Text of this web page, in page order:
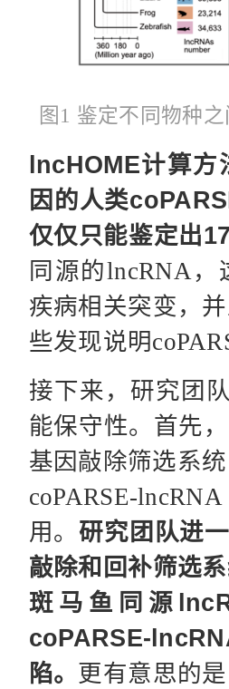
图1 鉴定不同物种
lncHOME计算
因的人类
仅仅只能鉴定出
同源的lncRNA，
疾病相关突变，
些发现说明
接下来，研究团
能保守性。首先
基因敲除筛选系
coPARSE-
用。研究团队进
敲除和回补筛选
斑马鱼同源
coPARSE-
陷。 更有意思的